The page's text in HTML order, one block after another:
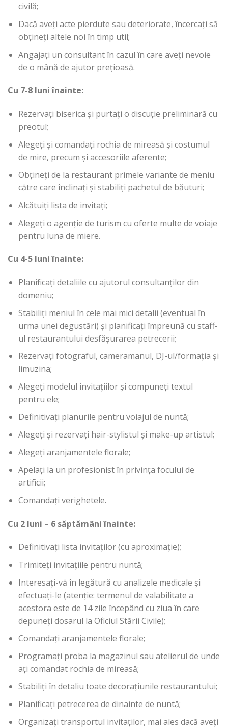
civilă;
Dacă aveți acte pierdute sau deteriorate, încercați să
obțineți altele noi în timp util;
Angajați un consultant în cazul în care aveți nevoie
de o mână de ajutor prețioasă.
Cu 7-8 luni înainte:
Rezervați biserica și purtați o discuție preliminară cu
preotul;
Alegeți și comandați rochia de mireasă și costumul
de mire, precum și accesoriile aferente;
Obțineți de la restaurant primele variante de meniu
către care înclinați și stabiliți pachetul de băuturi;
Alcătuiți lista de invitați;
Alegeți o agenție de turism cu oferte multe de voiaje
pentru luna de miere.
Cu 4-5 luni înainte:
Planificați detaliile cu ajutorul consultanților din
domeniu;
Stabiliți meniul în cele mai mici detalii (eventual în
urma unei degustări) și planificați împreună cu staff-
ul restaurantului desfășurarea petrecerii;
Rezervați fotograful, cameramanul, DJ-ul/formația și
limuzina;
Alegeți modelul invitațiilor și compuneți textul
pentru ele;
Definitivați planurile pentru voiajul de nuntă;
Alegeți și rezervați hair-stylistul și make-up artistul;
Alegeți aranjamentele florale;
Apelați la un profesionist în privința focului de
artificii;
Comandați verighetele.
Cu 2 luni – 6 săptămâni înainte:
Definitivați lista invitaților (cu aproximație);
Trimiteți invitațiile pentru nuntă;
Interesați-vă în legătură cu analizele medicale și
efectuați-le (atenție: termenul de valabilitate a
acestora este de 14 zile începând cu ziua în care
depuneți dosarul la Oficiul Stării Civile);
Comandați aranjamentele florale;
Programați proba la magazinul sau atelierul de unde
ați comandat rochia de mireasă;
Stabiliți în detaliu toate decorațiunile restaurantului;
Planificați petrecerea de dinainte de nuntă;
Organizați transportul invitaților, mai ales dacă aveți